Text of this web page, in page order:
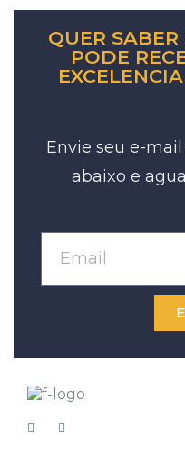
QUER
PODE
Envie seu e-
abaixo e